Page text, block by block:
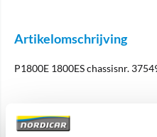
Artikelomschrijving
P1800E 1800ES chassisnr.
Specificaties